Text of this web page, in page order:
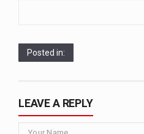
Posted in:
LEAVE A REPLY